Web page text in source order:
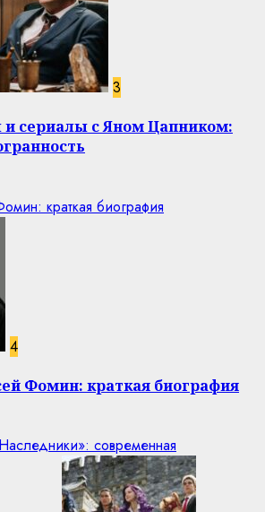
3
сериалы с Яном Цапником:
краткая биография
4
Фомин: краткая биография
современная